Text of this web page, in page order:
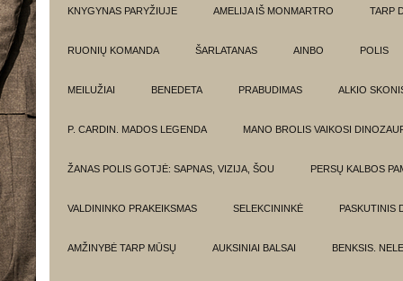
KNYGYNAS PARYŽIUJE AMELIJA IŠ MONMARTRO TARP
RUONIŲ KOMANDA ŠARLATANAS AINBO POLIS
MEILUŽIAI BENEDETA PRABUDIMAS ALKIO
P. CARDIN. MADOS LEGENDA MANO BROLIS VAIKOSI
ŽANAS POLIS GOTJĖ: SAPNAS, VIZIJA, ŠOU PERSŲ KALBOS
VALDININKO PRAKEIKSMAS SELEKCININKĖ PASKUTINIS
AMŽINYBĖ TARP MŪSŲ AUKSINIAI BALSAI BENKSIS.